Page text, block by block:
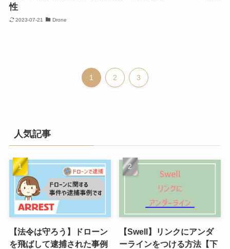
性
2023-07-21 Drone
1 2 3
人気記事
【法令は守ろう】ドローン
を飛ばして逮捕された事例
【Swell】リンクにアンダ
ーラインをつける方法【下